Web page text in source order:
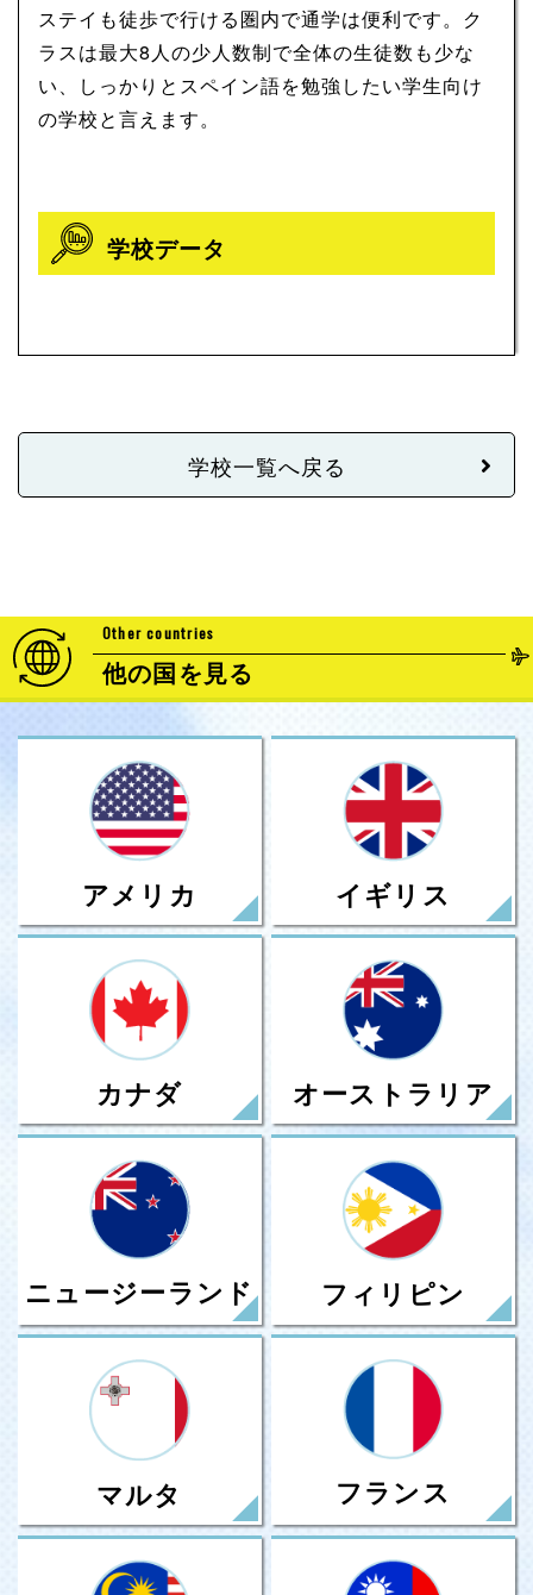
ステイも徒歩で行ける圏内で通学は便利です。ク
ラスは最大8人の少人数制で全体の生徒数も少な
い、しっかりとスペイン語を勉強したい学生向け
の学校と言えます。
学校データ
学校一覧へ戻る
Other countries
他の国を見る
アメリカ イギリス
カナダ オーストラリア
ニュージーランド フィリピン
マルタ フランス